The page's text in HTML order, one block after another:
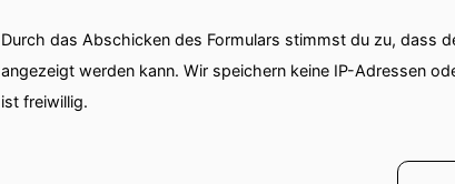
Durch das Abschicken des Formulars stimmst du zu, dass
angezeigt werden kann. Wir speichern keine IP-Adressen
ist freiwillig.